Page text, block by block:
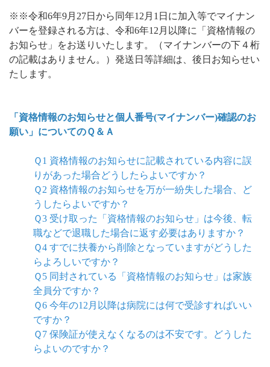
※※令和6年9月27日から同年12月1日に加入等でマイナン
バーを登録される方は、令和6年12月以降に「資格情報の
お知らせ」をお送りいたします。（マイナンバーの下４桁
の記載はありません。）発送日等詳細は、後日お知らせい
たします。
「資格情報のお知らせと個人番号(マイナンバー)確認のお
願い」についてのＱ＆Ａ
Ｑ1 資格情報のお知らせに記載されている内容に誤
りがあった場合どうしたらよいですか？
Ｑ2 資格情報のお知らせを万が一紛失した場合、ど
うしたらよいですか？
Ｑ3 受け取った「資格情報のお知らせ」は今後、転
職などで退職した場合に返す必要はありますか？
Ｑ4 すでに扶養から削除となっていますがどうした
らよろしいですか？
Ｑ5 同封されている「資格情報のお知らせ」は家族
全員分ですか？
Ｑ6 今年の12月以降は病院には何で受診すればいい
ですか？
Ｑ7 保険証が使えなくなるのは不安です。どうした
らよいのですか？